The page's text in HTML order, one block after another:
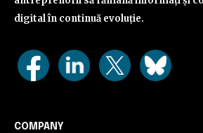
digital în continuă evoluție.
COMPANY